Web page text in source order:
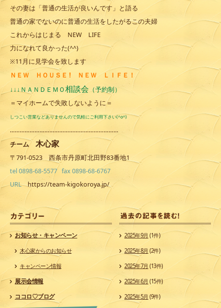
その妻は「普通の生活が良いんです」と語る
普通の家でないのに普通の生活をしたがるこの夫婦
これからはじまる NEW LIFE
力になれて良かった(^^)
※11月に見学会を致します
ＮＥＷ ＨＯＵＳＥ ! ＮＥＷ ＬＩＦＥ！
↓↓↓ＮＡＮＤＥＭＯ相談会 （予約制）
＝マイホームで失敗しないように＝
しつこい営業などありませんので気軽にご利用下さい(^o^)
…………………………………………………………
チーム 木心家
〒791-0523 西条市丹原町北田野83番地1
tel 0898-68-5577 fax 0898-68-6767
URLhttps://team-kigokoroya.jp/
お知らせ・キャンペーン
木心家からのお知らせ
キャンペーン情報
展示会情報
ココロ♡ブログ
2025年9月 (1件)
2025年8月 (2件)
2025年7月 (13件)
2025年6月 (15件)
2025年5月 (9件)